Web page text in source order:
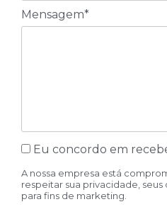
Mensagem*
Eu concordo em
A nossa empresa está
respeitar sua privacidade, seus
para fins de marketing.